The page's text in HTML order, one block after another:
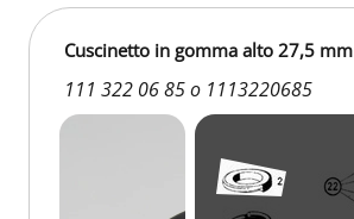
Cuscinetto in gomma alto 27,5 mm
111 322 06 85 o 1113220685